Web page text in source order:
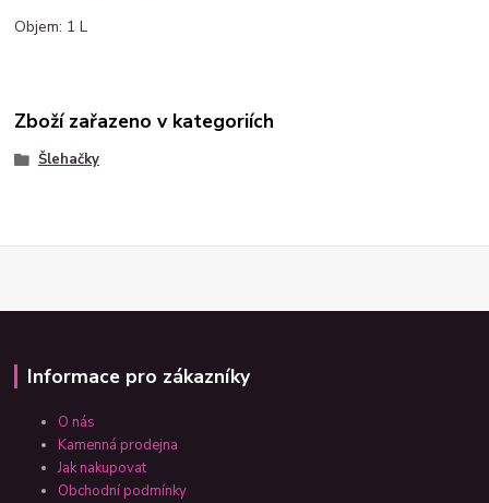
Objem: 1 L
Zboží zařazeno v kategoriích
Šlehačky
Informace pro zákazníky
O nás
Kamenná prodejna
Jak nakupovat
Obchodní podmínky